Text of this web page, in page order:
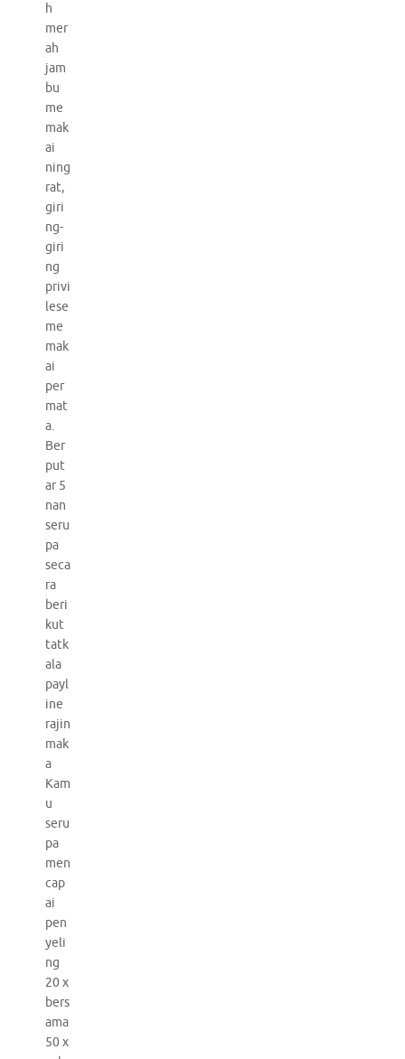
h
mer
ah
jam
bu
me
mak
ai
ning
rat,
giri
ng-
giri
ng
privi
lese
me
mak
ai
per
mat
a.
Ber
put
ar 5
nan
seru
pa
seca
ra
beri
kut
tatk
ala
payl
ine
rajin
mak
a
Kam
u
seru
pa
men
cap
ai
pen
yeli
ng
20 x
bers
ama
50 x